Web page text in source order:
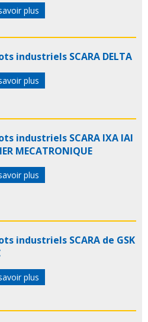
plus
industriels SCARA DELTA
plus
industriels SCARA IXA IAI
MECATRONIQUE
plus
industriels SCARA de GSK
plus